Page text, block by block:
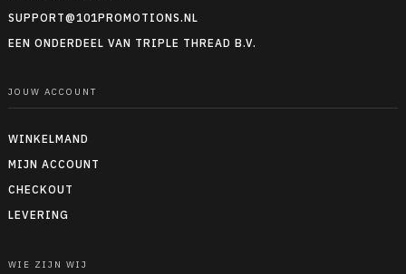
SUPPORT@101PROMOTIONS.NL
EEN ONDERDEEL VAN TRIPLE THREAD B.V.
JOUW ACCOUNT
WINKELMAND
MIJN ACCOUNT
CHECKOUT
LEVERING
WIE ZIJN WIJ